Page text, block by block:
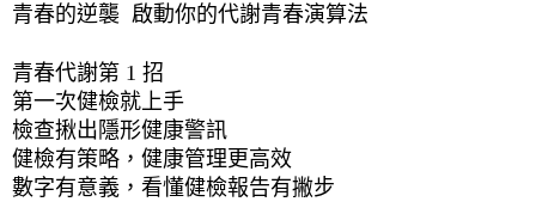
青春的逆襲  啟動你的代謝青春演算法
青春代謝第 1 招
第一次健檢就上手
檢查揪出隱形健康警訊
健檢有策略，健康管理更高效
數字有意義，看懂健檢報告有撇步